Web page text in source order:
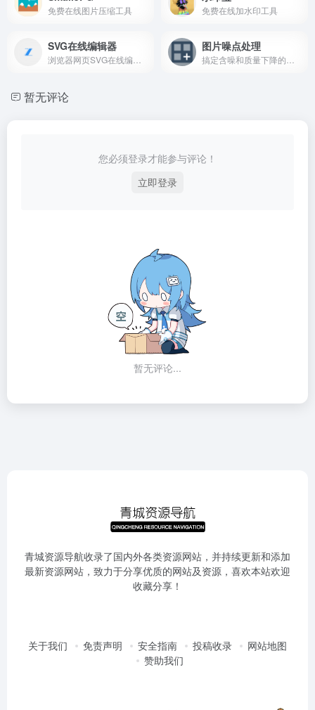
免费在线图片压缩工具 免费在线加水印工具
SVG在线编辑器 图片噪点处理
暂无评论
您必须登录才能参与评论！
立即登录
暂无评论...
青城资源导航收录了国内外各类资源网站，并持续更新和添加
最新资源网站，致力于分享优质的网站及资源，喜欢本站欢迎
收藏分享！
关于我们 免责声明 安全指南 投稿收录
网站地图
赞助我们